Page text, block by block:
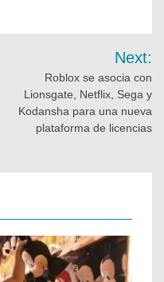
Next:
Roblox se asocia con
Lionsgate, Netflix, Sega y
Kodansha para una nueva
plataforma de licencias